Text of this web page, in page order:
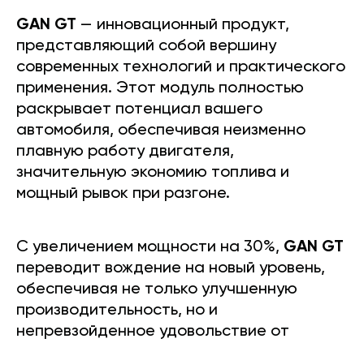
GAN GT — инновационный продукт,
представляющий собой вершину
современных технологий и практического
применения. Этот модуль полностью
раскрывает потенциал вашего
автомобиля, обеспечивая неизменно
плавную работу двигателя,
значительную экономию топлива и
мощный рывок при разгоне.
С увеличением мощности на 30%, GAN GT
переводит вождение на новый уровень,
обеспечивая не только улучшенную
производительность, но и
непревзойденное удовольствие от